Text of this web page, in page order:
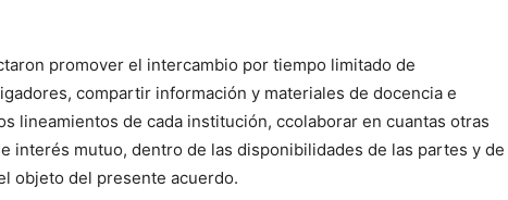
promover el intercambio por tiempo limitado de
compartir información y materiales de docencia e
lineamientos de cada institución, ccolaborar en cuantas otras
interés mutuo, dentro de las disponibilidades de las partes y de
objeto del presente acuerdo.